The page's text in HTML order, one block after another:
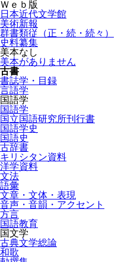
Ｗｅｂ版
日本近代文学館
美術新報
群書類従（正・続・続々）
史料纂集
美本なし
美本がありません
古書
書誌学・目録
言語学
国語学
国語学
国立国語研究所刊行書
国語学史
国語史
古辞書
キリシタン資料
洋学資料
文法
語彙
文章・文体・表現
音声・音韻・アクセント
方言
国語教育
国文学
古典文学総論
和歌